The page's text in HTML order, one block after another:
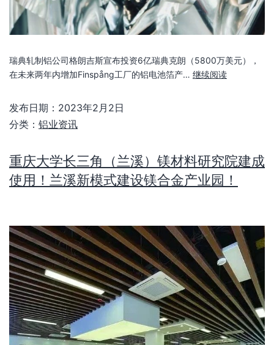
瑞典轧制铝公司格朗吉斯宣布投资6亿瑞典克朗（5800万美元），
在未来两年内增加Finspång工厂的铝电池箔产… 继续阅读
发布日期： 2023年2月2日
分类： 铝业资讯
重庆大学长三角（兰溪）镁材料研究院建成
使用！兰溪新模式建设镁合金产业园！